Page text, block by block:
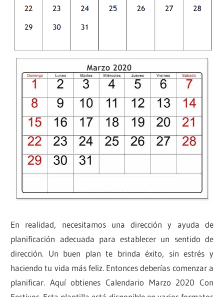
En realidad, necesitamos una dirección y ayuda de
planificación adecuada para establecer un sentido de
dirección. Un buen plan te brinda éxito, sin estrés y
haciendo tu vida más feliz. Entonces deberías comenzar a
planificar. Aquí obtienes Calendario Marzo 2020 Con